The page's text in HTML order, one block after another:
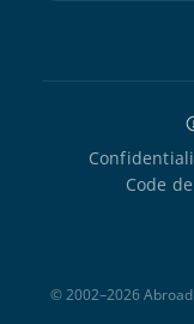
Code
© 2002–2026